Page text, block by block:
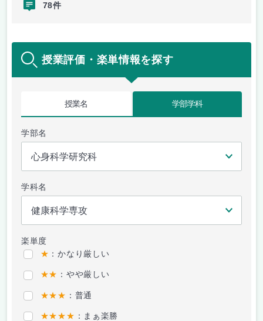
78件
授業評価・楽単情報を探す
授業名 学部学科
学部名
学科名
楽単度
★ ：かなり厳しい
★★ ：やや厳しい
★★★ ：普通
★★★★ ：まぁ楽勝